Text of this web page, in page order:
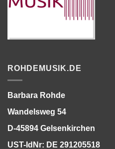
ROHDEMUSIK.DE
Barbara Rohde
Wandelsweg 54
D-45894 Gelsenkirchen
UST-IdNr: DE 291205518